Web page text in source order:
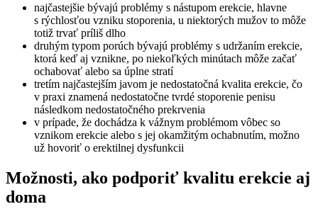
najčastejšie bývajú problémy s nástupom erekcie, hlavne
s rýchlosťou vzniku stoporenia, u niektorých mužov to môže
totiž trvať príliš dlho
druhým typom porúch bývajú problémy s udržaním erekcie,
ktorá keď aj vznikne, po niekoľkých minútach môže začať
ochabovať alebo sa úplne stratí
tretím najčastejším javom je nedostatočná kvalita erekcie, čo
v praxi znamená nedostatočne tvrdé stoporenie penisu
následkom nedostatočného prekrvenia
v prípade, že dochádza k vážnym problémom vôbec so
vznikom erekcie alebo s jej okamžitým ochabnutím, možno
už hovoriť o erektilnej dysfunkcii
Možnosti, ako podporiť kvalitu erekcie aj
doma